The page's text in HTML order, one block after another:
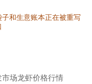
和生意账本正在被重写
场龙虾价格行情